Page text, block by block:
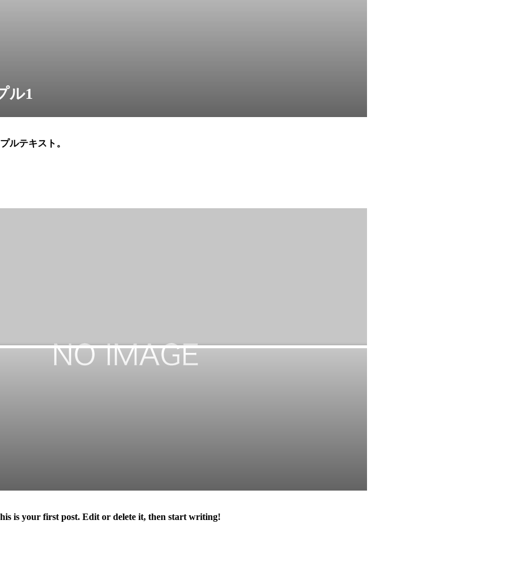
ル1
ルテキスト。
is your first post. Edit or delete it, then start writing!